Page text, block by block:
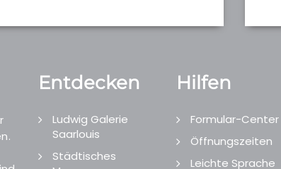
Entdecken
Ludwig Galerie
Saarlouis
Städtisches
Hilfen
Formular-Center
Öffnungszeiten
Leichte Sprache